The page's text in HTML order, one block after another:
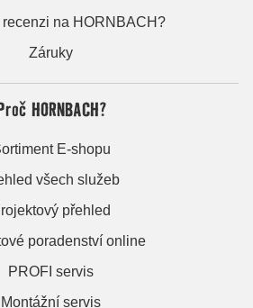
na HORNBACH?
Záruky
HORNBACH?
E-shopu
všech služeb
přehled
poradenství online
PROFI servis
Montážní servis